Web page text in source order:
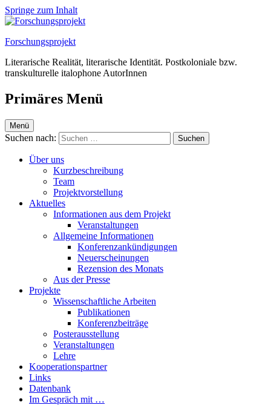
Springe zum Inhalt
Forschungsprojekt
Literarische Realität, literarische Identität. Postkoloniale bzw.
transkulturelle italophone AutorInnen
Primäres Menü
Menü
Suchen nach:
Über uns
Kurzbeschreibung
Team
Projektvorstellung
Aktuelles
Informationen aus dem Projekt
Veranstaltungen
Allgemeine Informationen
Konferenzankündigungen
Neuerscheinungen
Rezension des Monats
Aus der Presse
Projekte
Wissenschaftliche Arbeiten
Publikationen
Konferenzbeiträge
Posterausstellung
Veranstaltungen
Lehre
Kooperationspartner
Links
Datenbank
Im Gespräch mit …